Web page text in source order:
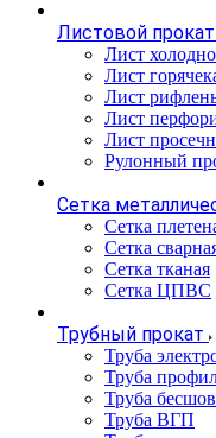
Листовой прокат
Лист
Лист
Лист
Лист
Лист
Рулонный
Сетка
Сетка
Сетка
Сетка тканая
Сетка ЦПВС
Трубный прокат
Труба
Труба
Труба
Труба ВГП